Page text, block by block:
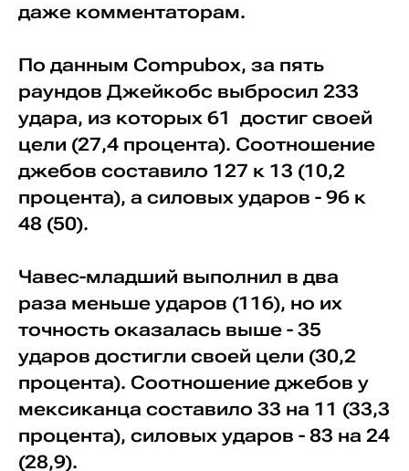
даже комментаторам.
По данным Compubox, за пять
раундов Джейкобс выбросил 233
удара, из которых 61 достиг своей
цели (27,4 процента). Соотношение
джебов составило 127 к 13 (10,2
процента), а силовых ударов - 96 к
48 (50).
Чавес-младший выполнил в два
раза меньше ударов (116), но их
точность оказалась выше - 35
ударов достигли своей цели (30,2
процента). Соотношение джебов у
мексиканца составило 33 на 11 (33,3
процента), силовых ударов - 83 на 24
(28,9).